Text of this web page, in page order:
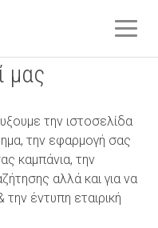
T
E
N
V
μας
την ιστοσελίδα
την εφαρμογή σας
καμπάνια, την
αλλά και για να
την έντυπη εταιρική